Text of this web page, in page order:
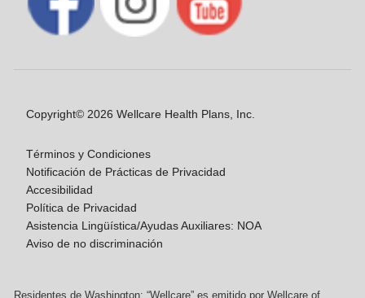
Copyright© 2026 Wellcare Health Plans, Inc.
Términos y Condiciones
Notificación de Prácticas de Privacidad
Accesibilidad
Política de Privacidad
Asistencia Lingüística/Ayudas Auxiliares: NOA
Aviso de no discriminación
Residentes de Washington: “Wellcare” es emitido por Wellcare of